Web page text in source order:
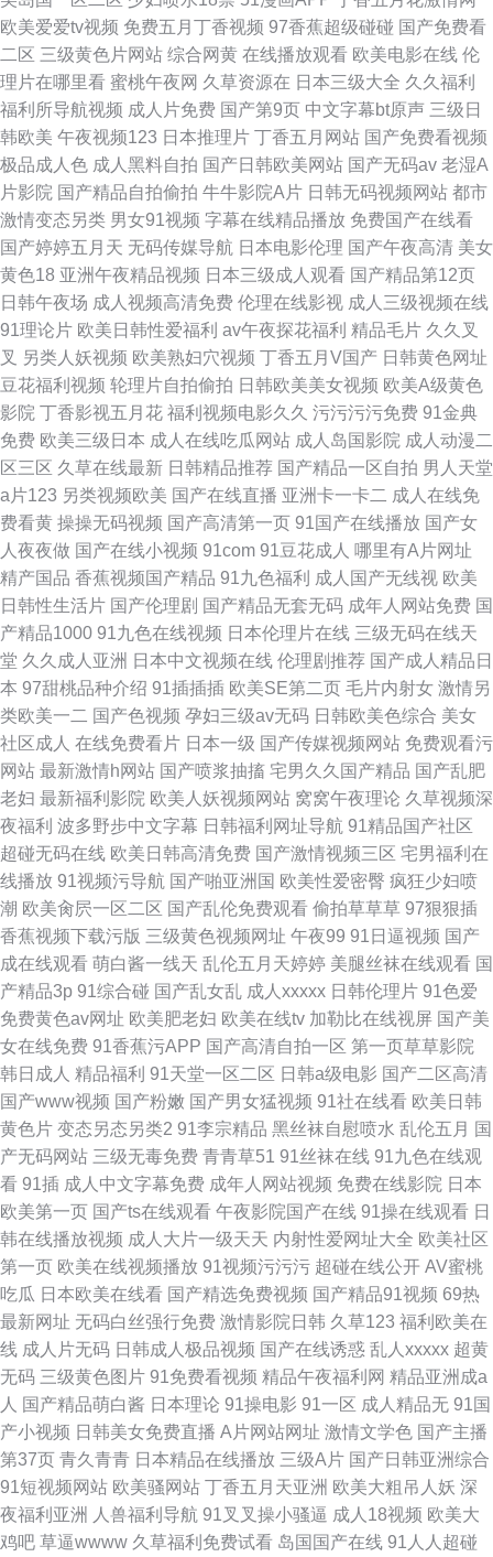
欧美爱爱tv视频 免费五月丁香视频 97香蕉超级碰碰 国产免费看
二区 三级黄色片网站 综合网黄 在线播放观看 欧美电影在线 伦
理片在哪里看 蜜桃午夜网 久草资源在 日本三级大全 久久福利
福利所导航视频 成人片免费 国产第9页 中文字幕bt原声 三级日
韩欧美 午夜视频123 日本推理片 丁香五月网站 国产免费看视频
极品成人色 成人黑料自拍 国产日韩欧美网站 国产无码av 老湿A
片影院 国产精品自拍偷拍 牛牛影院A片 日韩无码视频网站 都市
激情变态另类 男女91视频 字幕在线精品播放 免费国产在线看
国产婷婷五月天 无码传媒导航 日本电影伦理 国产午夜高清 美女
黄色18 亚洲午夜精品视频 日本三级成人观看 国产精品第12页
日韩午夜场 成人视频高清免费 伦理在线影视 成人三级视频在线
91理论片 欧美日韩性爱福利 av午夜探花福利 精品毛片 久久叉
叉 另类人妖视频 欧美熟妇穴视频 丁香五月V国产 日韩黄色网址
豆花福利视频 轮理片自拍偷拍 日韩欧美美女视频 欧美A级黄色
影院 丁香影视五月花 福利视频电影久久 污污污污免费 91金典
免费 欧美三级日本 成人在线吃瓜网站 成人岛国影院 成人动漫二
区三区 久草在线最新 日韩精品推荐 国产精品一区自拍 男人天堂
a片123 另类视频欧美 国产在线直播 亚洲卡一卡二 成人在线免
费看黄 操操无码视频 国产高清第一页 91国产在线播放 国产女
人夜夜做 国产在线小视频 91com 91豆花成人 哪里有A片网址
精产国品 香蕉视频国产精品 91九色福利 成人国产无线视 欧美
日韩性生活片 国产伦理剧 国产精品无套无码 成年人网站免费 国
产精品1000 91九色在线视频 日本伦理片在线 三级无码在线天
堂 久久成人亚洲 日本中文视频在线 伦理剧推荐 国产成人精品日
本 97甜桃品种介绍 91插插插 欧美SE第二页 毛片内射女 激情另
类欧美一二 国产色视频 孕妇三级av无码 日韩欧美色综合 美女
社区成人 在线免费看片 日本一级 国产传媒视频网站 免费观看污
网站 最新激情h网站 国产喷浆抽搐 宅男久久国产精品 国产乱肥
老妇 最新福利影院 欧美人妖视频网站 窝窝午夜理论 久草视频深
夜福利 波多野步中文字幕 日韩福利网址导航 91精品国产社区
超碰无码在线 欧美日韩高清免费 国产激情视频三区 宅男福利在
线播放 91视频污导航 国产啪亚洲国 欧美性爱密臀 疯狂少妇喷
潮 欧美肏屄一区二区 国产乱伦免费观看 偷拍草草草 97狠狠插
香蕉视频下载污版 三级黄色视频网址 午夜99 91日逼视频 国产
成在线观看 萌白酱一线天 乱伦五月天婷婷 美腿丝袜在线观看 国
产精品3p 91综合碰 国产乱女乱 成人xxxxx 日韩伦理片 91色爱
免费黄色av网址 欧美肥老妇 欧美在线tv 加勒比在线视屏 国产美
女在线免费 91香蕉污APP 国产高清自拍一区 第一页草草影院
韩日成人 精品福利 91天堂一区二区 日韩a级电影 国产二区高清
国产www视频 国产粉嫩 国产男女猛视频 91社在线看 欧美日韩
黄色片 变态另态另类2 91李宗精品 黑丝袜自慰喷水 乱伦五月 国
产无码网站 三级无毒免费 青青草51 91丝袜在线 91九色在线观
看 91插 成人中文字幕免费 成年人网站视频 免费在线影院 日本
欧美第一页 国产ts在线观看 午夜影院国产在线 91操在线观看 日
韩在线播放视频 成人大片一级天天 内射性爱网址大全 欧美社区
第一页 欧美在线视频播放 91视频污污污 超碰在线公开 AV蜜桃
吃瓜 日本欧美在线看 国产精选免费视频 国产精品91视频 69热
最新网址 无码白丝强行免费 激情影院日韩 久草123 福利欧美在
线 成人片无码 日韩成人极品视频 国产在线诱惑 乱人xxxxx 超黄
无码 三级黄色图片 91免费看视频 精品午夜福利网 精品亚洲成a
人 国产精品萌白酱 日本理论 91操电影 91一区 成人精品无 91国
产小视频 日韩美女免费直播 A片网站网址 激情文学色 国产主播
第37页 青久青青 日本精品在线播放 三级A片 国产日韩亚洲综合
91短视频网站 欧美骚网站 丁香五月天亚洲 欧美大粗吊人妖 深
夜福利亚洲
人兽福利导航 91叉叉操小骚逼 成人18视频 欧美大
鸡吧 草逼wwww 久草福利免费试看 岛国国产在线 91人人超碰